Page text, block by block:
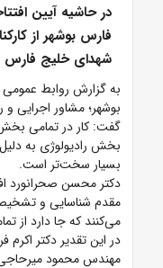
فارس بوشهر از
شهدای خلیج فارس
به گزارش روابط
بوشهر؛ مشاور اجرایی
گفت: کار در تمامی
بخش رادیولوژی به
بسیار سخت‌تر است.
دکتر محسن صحرانورد
مقدم شناسایی و تشخیص
می‌کنند که جا دارد از
در این تقدیر دکتر
مهندس محمود